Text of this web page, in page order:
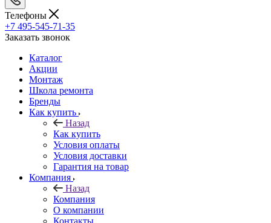
Телефоны
+7 495-545-71-35
Заказать звонок
Каталог
Акции
Монтаж
Школа ремонта
Бренды
Как купить
Назад
Как купить
Условия оплаты
Условия доставки
Гарантия на товар
Компания
Назад
Компания
О компании
Контакты